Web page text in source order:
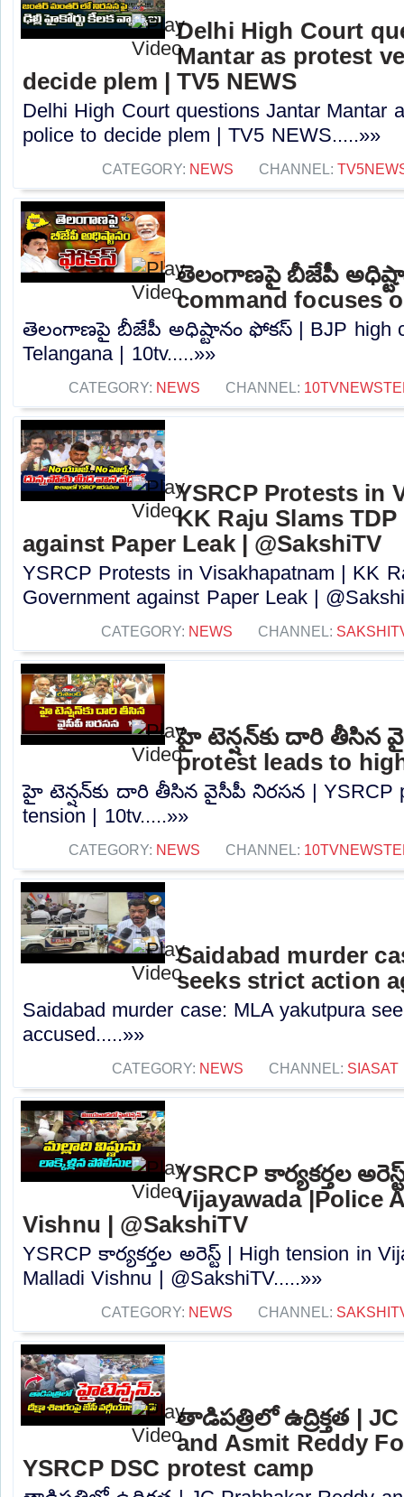
Delhi High Court
Mantar as protest
decide plem | TV5 NEWS
Delhi High Court questions Jantar Mantar
police to decide plem | TV5 NEWS.....»»
CATEGORY: NEWS CHANNEL:
తెలంగాణపై బీజేపీ
command focuses
తెలంగాణపై బీజేపీ అధిష్టానం ఫోకస్ | BJP high
Telangana | 10tv.....»»
CATEGORY: NEWS CHANNEL:
YSRCP Protests in
KK Raju Slams
against Paper Leak | @SakshiTV
YSRCP Protests in Visakhapatnam | KK
Government against Paper Leak |
CATEGORY: NEWS CHANNEL:
హై టెన్షన్‌కు దారి తీసిన
protest leads to
హై టెన్షన్‌కు దారి తీసిన వైసీపీ నిరసన | YSRCP
tension | 10tv.....»»
CATEGORY: NEWS CHANNEL:
Saidabad murder
seeks strict action
Saidabad murder case: MLA yakutpura
accused.....»»
CATEGORY: NEWS CHANNEL: SIASAT
YSRCP కార్యకర్తల
Vijayawada |Police
Vishnu | @SakshiTV
YSRCP కార్యకర్తల అరెస్ట్ | High tension in
Malladi Vishnu | @SakshiTV.....»»
CATEGORY: NEWS CHANNEL:
తాడిపత్రిలో ఉద్రిక్తత |
and Asmit Reddy
YSRCP DSC protest camp